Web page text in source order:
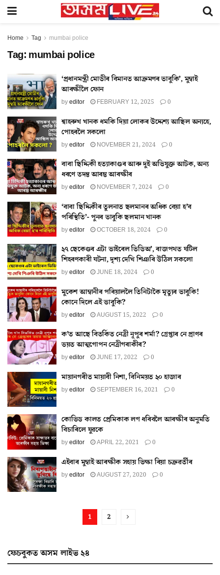
Home Tag mumbai police
Tag: mumbai police
‘প্ৰধানমন্ত্ৰী মোডীৰ বিমানত আক্ৰমণৰ ভাবুকি’, মুম্বাই
আৰক্ষীলৈ ফোন
byeditor FEBRUARY 12, 2025 0
শ্বাহৰুখ খানক ধমকি দিয়া লোকৰ উদ্দেশ্য আছিল অন্যহে,
পোহৰলৈ সকলো
byeditor NOVEMBER 21, 2024 0
বাবা ছিদ্দিকী হত্যাকাণ্ডৰ আৰু দুই অভিযুক্ত আটক, অন্য
ধৰণে তদন্ত আৰম্ভ আৰক্ষীৰ
byeditor NOVEMBER 7, 2024 0
‘বাবা ছিদ্দিকীৰ তুলনাত ছলমানৰ অধিক বেয়া হ’ব
পৰিস্থিতি’- পুনৰ ভাবুকি ছলমান খানক
byeditor OCTOBER 18, 2024 0
২৭ ছেকেণ্ডৰ এটা ভাইৰেল ভিডিঅ’, ৰাজপথত ঘটিল
শিহৰণকাৰী ঘটনা, দৃশ্য দেখি শিঞৰি উঠিল সকলো
byeditor JUNE 18, 2024 0
মুকেশ আম্বানীৰ পৰিয়াললৈ তিনিটাকৈ মৃত্যুৰ ভাবুকি!
কোনে দিলে এই ভাবুকি?
byeditor AUGUST 15, 2022 0
ক’ত আছে বিতৰ্কিত নেত্ৰী নূপুৰ শৰ্মা? গ্ৰেপ্তাৰ নে প্ৰাণৰ
ভয়ত আত্মগোপন নেত্ৰীগৰাকীৰ?
byeditor JUNE 17, 2022 0
মায়ানগৰীত মায়াবী নিশা, বিনিময়ত ২০ হাজাৰ
byeditor SEPTEMBER 16, 2021 0
কোভিড কালত প্ৰেমিকাক লগ ধৰিবলৈ আৰক্ষীৰ অনুমতি
বিচাৰিলে যুৱকে
byeditor APRIL 22, 2021 0
এইবাৰ মুম্বাই আৰক্ষীক সহায় ভিক্ষা ৰিয়া চক্ৰৱৰ্তীৰ
byeditor AUGUST 27, 2020 0
1 2
ফেচবুকত অসম লাইভ ২৪